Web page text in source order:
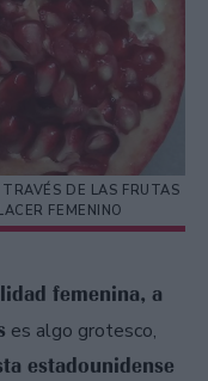
DE LAS FRUTAS
FEMENINO
femenina, a
es algo grotesco,
estadounidense